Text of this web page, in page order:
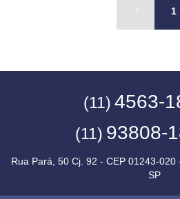
1
(11) 4563-
(11) 93808-
Rua Pará, 50 Cj. 92 - CEP 01243-
SP